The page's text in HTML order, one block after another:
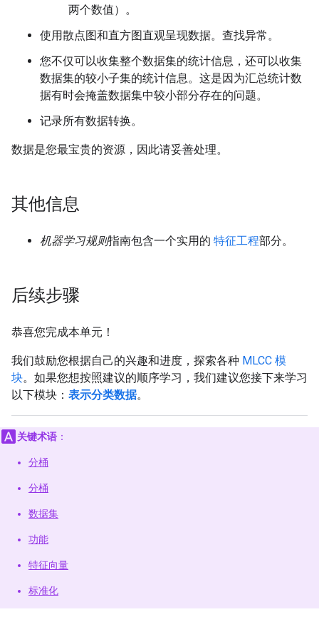
两个数值）。
使用散点图和直方图直观呈现数据。查找异常。
您不仅可以收集整个数据集的统计信息，还可以收集
数据集的较小子集的统计信息。这是因为汇总统计数
据有时会掩盖数据集中较小部分存在的问题。
记录所有数据转换。
数据是您最宝贵的资源，因此请妥善处理。
其他信息
机器学习规则指南包含一个实用的 特征工程部分。
后续步骤
恭喜您完成本单元！
我们鼓励您根据自己的兴趣和进度，探索各种 MLCC 模
块。如果您想按照建议的顺序学习，我们建议您接下来学习
以下模块： 表示分类数据。
关键术语 ：
分桶
分桶
数据集
功能
特征向量
标准化